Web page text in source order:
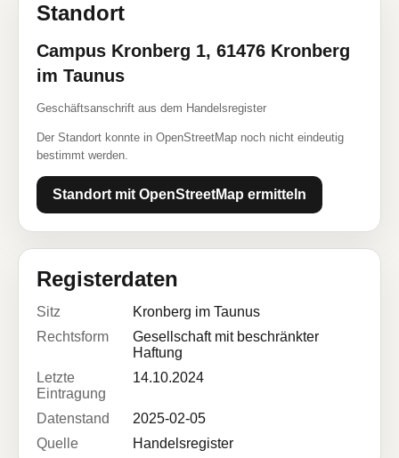
Standort
Campus Kronberg 1, 61476 Kronberg
im Taunus
Geschäftsanschrift aus dem Handelsregister
Der Standort konnte in OpenStreetMap noch nicht eindeutig
bestimmt werden.
Standort mit OpenStreetMap ermitteln
Registerdaten
Sitz
Kronberg im Taunus
Rechtsform
Gesellschaft mit beschränkter
Haftung
Letzte
Eintragung
14.10.2024
Datenstand
2025-02-05
Quelle
Handelsregister